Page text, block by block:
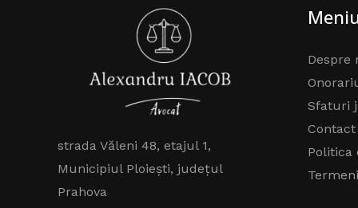
strada Văleni 48, etajul 1,
Municipiul Ploiești, județul
Prahova
Despre
Sfaturi
Contact
Politica